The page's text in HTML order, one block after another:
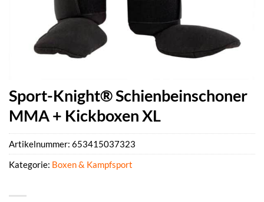
Sport-Knight® Schienbeinschoner
MMA + Kickboxen XL
Artikelnummer: 653415037323
Kategorie: Boxen & Kampfsport